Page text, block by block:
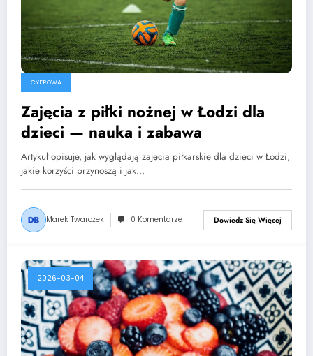
CYFROWA
Zajęcia z piłki nożnej w Łodzi dla
dzieci — nauka i zabawa
Artykuł opisuje, jak wyglądają zajęcia piłkarskie dla dzieci w Łodzi,
jakie korzyści przynoszą i jak…
Marek Twarożek 0 Komentarze Dowiedz Się Więcej
2026-03-04